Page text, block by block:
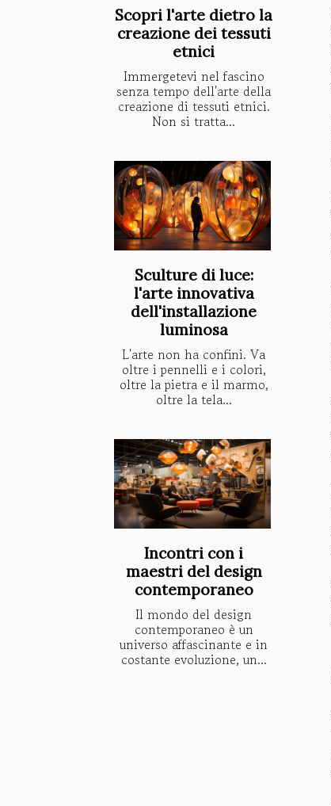
Scopri l'arte dietro la
creazione dei tessuti
etnici
Immergetevi nel fascino
senza tempo dell'arte della
creazione di tessuti etnici.
Non si tratta...
Sculture di luce:
l'arte innovativa
dell'installazione
luminosa
L'arte non ha confini. Va
oltre i pennelli e i colori,
oltre la pietra e il marmo,
oltre la tela...
Incontri con i
maestri del design
contemporaneo
Il mondo del design
contemporaneo è un
universo affascinante e in
costante evoluzione, un...